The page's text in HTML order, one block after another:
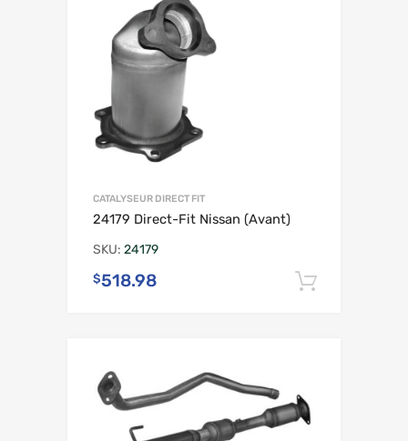
CATALYSEUR DIRECT FIT
24179 Direct-Fit Nissan (Avant)
SKU: 24179
$518.98